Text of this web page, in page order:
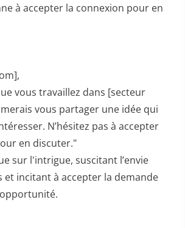
à accepter la connexion pour en
vous travaillez dans [secteur
vous partager une idée qui
N’hésitez pas à accepter
en discuter."
sur l'intrigue, suscitant l’envie
et incitant à accepter la demande